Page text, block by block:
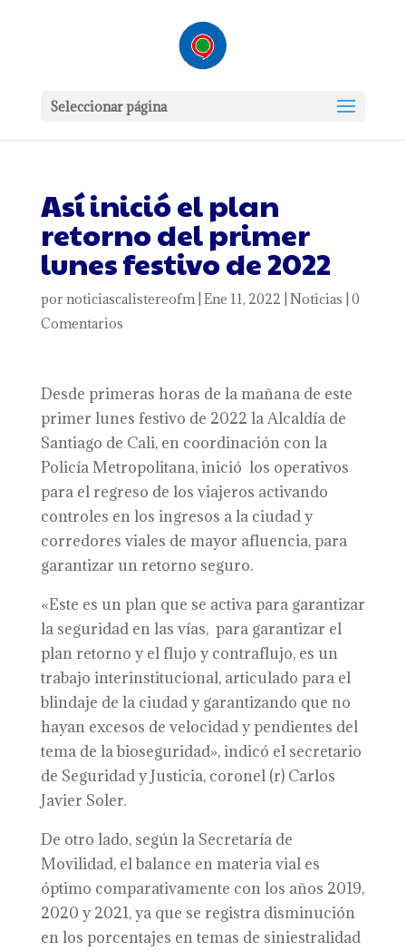
Seleccionar página
Así inició el plan
retorno del primer
lunes festivo de 2022
por noticiascalistereofm| Ene 11, 2022 Noticias 0
Comentarios
Desde primeras horas de la mañana de este
primer lunes festivo de 2022 la Alcaldía de
Santiago de Cali, en coordinación con la
Policía Metropolitana, inició los operativos
para el regreso de los viajeros activando
controles en los ingresos a la ciudad y
corredores viales de mayor afluencia, para
garantizar un retorno seguro.
«Este es un plan que se activa para garantizar
la seguridad en las vías, para garantizar el
plan retorno y el flujo y contraflujo, es un
trabajo interinstitucional, articulado para el
blindaje de la ciudad y garantizando que no
hayan excesos de velocidad y pendientes del
tema de la bioseguridad», indicó el secretario
de Seguridad y Justicia, coronel (r) Carlos
Javier Soler.
De otro lado, según la Secretaría de
Movilidad, el balance en materia vial es
óptimo comparativamente con los años 2019,
2020 y 2021, ya que se registra disminución
en los porcentajes en temas de siniestralidad